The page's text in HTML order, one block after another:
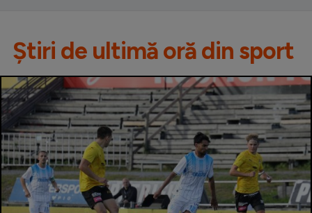
Știri de ultimă oră din sport